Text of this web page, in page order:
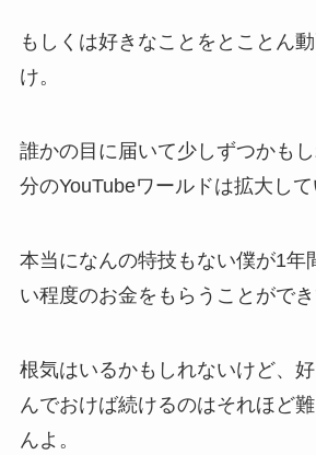
もしくは好きなことをとことん
け。
誰かの目に届いて少しずつかも
分のYouTubeワールドは拡大して
本当になんの特技もない僕が1年
い程度のお金をもらうことがで
根気はいるかもしれないけど、
んでおけば続けるのはそれほど
んよ。